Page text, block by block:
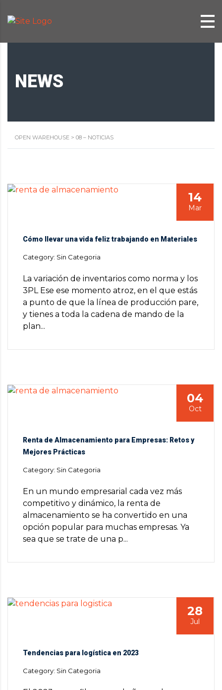
NEWS
OPEN WAREHOUSE > 08 – NOTICIAS
14
Mar
Cómo llevar una vida feliz trabajando en Materiales
Category: Sin Categoria
La variación de inventarios como norma y los
3PL Ese ese momento atroz, en el que estás
a punto de que la línea de producción pare,
y tienes a toda la cadena de mando de la
plan...
04
Oct
Renta de Almacenamiento para Empresas: Retos y
Mejores Prácticas
Category: Sin Categoria
En un mundo empresarial cada vez más
competitivo y dinámico, la renta de
almacenamiento se ha convertido en una
opción popular para muchas empresas. Ya
sea que se trate de una p...
28
Jul
Tendencias para logística en 2023
Category: Sin Categoria